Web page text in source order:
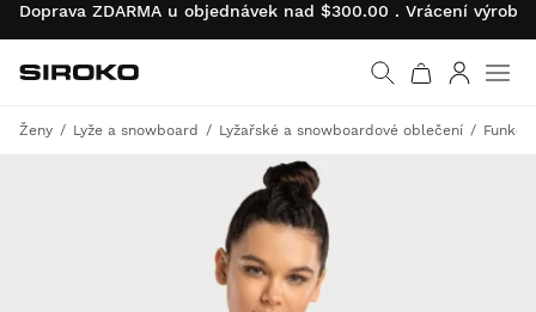
Doprava ZDARMA u objednávek nad $300.00 . Vrácení
Vrátit se na úvodní
Siroko.com
Ženy Lyže a snowboard Lyžařské a snowboardové oblečení